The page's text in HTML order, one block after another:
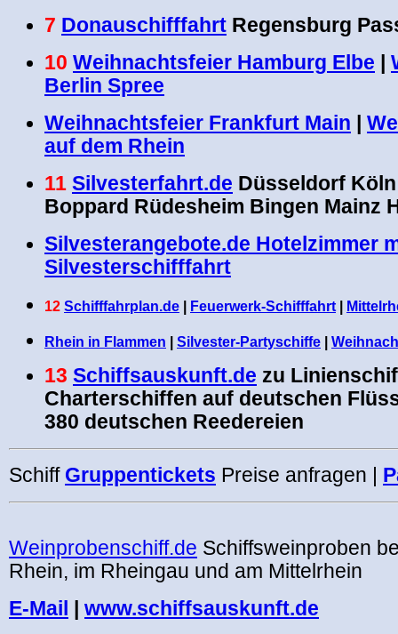
7 Donauschifffahrt Regensburg
10 Weihnachtsfeier Hamburg Elbe
Berlin Spree
Weihnachtsfeier Frankfurt Main
auf dem Rhein
11 Silvesterfahrt.de Düsseldorf
Boppard Rüdesheim Bingen Mainz
Silvesterangebote.de Hotelzimmer
Silvesterschifffahrt
12 Schifffahrplan.de Feuerwerk-Schifffahrt
Rhein in Flammen Silvester-Partyschiffe
13 Schiffsauskunft.de zu
Charterschiffen auf deutschen
380 deutschen Reedereien
Schiff Gruppentickets Preise anfragen |
Weinprobenschiff.de Schiffsweinproben
Rhein, im Rheingau und am Mittelrhein
E-Mail
www.schiffsauskunft.de